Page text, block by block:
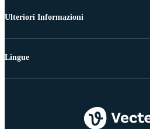
Ulteriori Informazioni
Lingue